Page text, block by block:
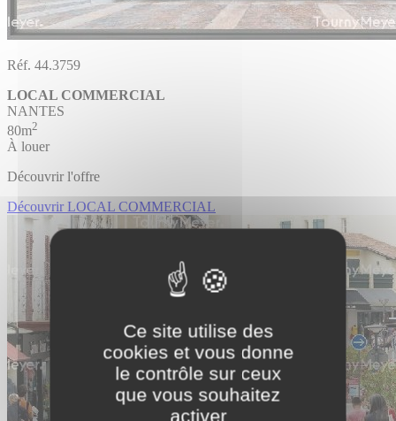
Ce site utilise des
cookies et vous donne
le contrôle sur ceux
que vous souhaitez
activer
Réf. 44.3759
LOCAL COMMERCIAL
NANTES
80m2
À louer
Découvrir l'offre
Découvrir LOCAL COMMERCIAL